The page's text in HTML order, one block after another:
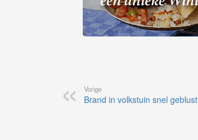
Vorige
Brand in volkstuin snel geblust